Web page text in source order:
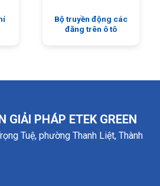
Bộ truyền động các
đăng trên ô tô
GIẢI PHÁP ETEK GREEN
Tuệ, phường Thanh Liệt, Thành